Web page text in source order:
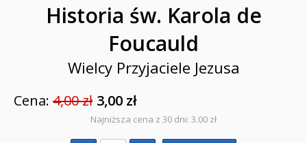
Biblie na I Komunię Świętą
Biblie na I Komunię Świętą z grawerem i torbą
Przygotowanie do I Komunii Świętej (katecheza
Historia św. Karola de
Foucauld
Wielcy Przyjaciele Jezusa
Cena: 4,00 zł 3,00 zł
Najniższa cena z 30 dni: 3.00 zł